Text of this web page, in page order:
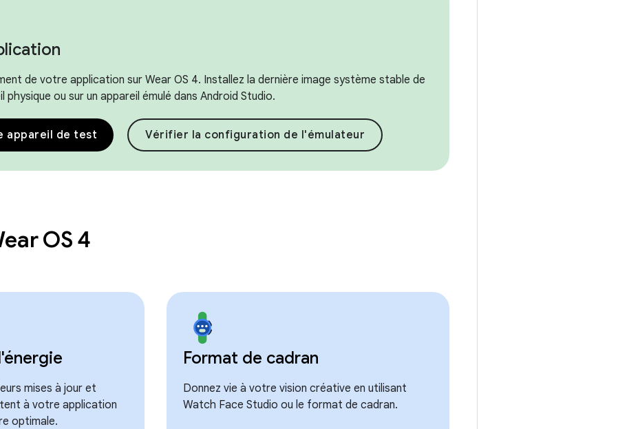
de votre application sur Wear OS 4. Installez la dernière image système stable de
physique ou sur un appareil émulé dans Android Studio.
appareil de test Vérifier la configuration de l'émulateur
OS 4
mises à jour et
à votre application
optimale.
Format de cadran
Donnez vie à votre vision créative en utilisant
Watch Face Studio ou le format de cadran.